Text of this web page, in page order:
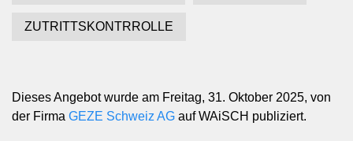
ZUTRITTSKONTRROLLE
Dieses Angebot wurde am Freitag, 31. Oktober 2025, von
der Firma GEZE Schweiz AG auf WAiSCH publiziert.